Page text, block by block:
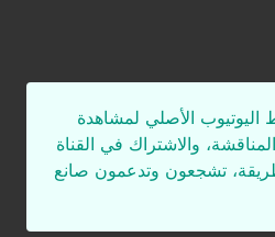
اليوتيوب الأصلي لمشاهدة
والاشتراك في القناة
تشجعون وتدعمون صانع